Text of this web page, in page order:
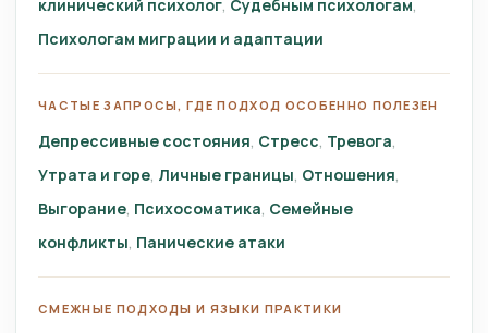
клинический психолог Судебным психологам
Психологам миграции и адаптации
ЧАСТЫЕ ЗАПРОСЫ, ГДЕ ПОДХОД ОСОБЕННО ПОЛЕЗЕН
Депрессивные состояния Стресс Тревога
Утрата и горе Личные границы Отношения
Выгорание Психосоматика Семейные
конфликты Панические атаки
СМЕЖНЫЕ ПОДХОДЫ И ЯЗЫКИ ПРАКТИКИ